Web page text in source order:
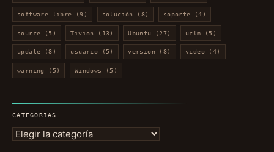
software libre (9) solución (8) soporte (4)
source (5) Tivion (13) Ubuntu (27) uclm (5)
update (8) usuario (5) version (8) video (4)
warning (5) Windows (5)
CATEGORÍAS